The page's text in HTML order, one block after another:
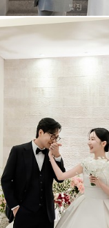
청담 리베라호텔